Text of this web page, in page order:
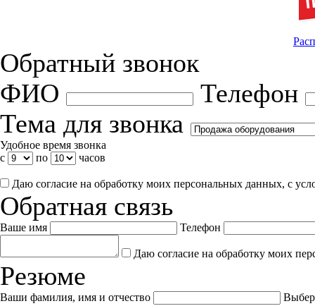
Обратный звонок
ФИО
Телефон
Тема для звонка
Удобное время звонка
с
по часов
Даю согласие на обработку моих персональных данных, с
Обратная связь
Ваше имя Телефон
Даю согласие на обработку моих
Резюме
Ваши фамилия, имя и отчество